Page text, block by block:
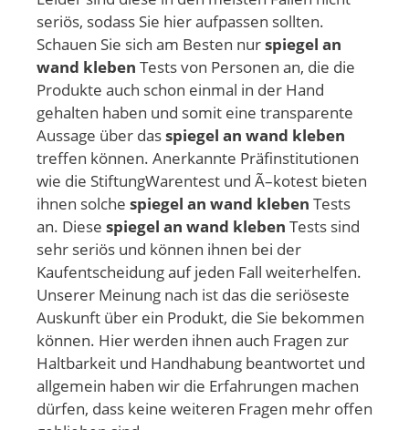
seriös, sodass Sie hier aufpassen sollten.
Schauen Sie sich am Besten nurspiegel an
wand kleben Tests von Personen an, die die
Produkte auch schon einmal in der Hand
gehalten haben und somit eine transparente
Aussage über dasspiegel an wand kleben
treffen können. Anerkannte Präfinstitutionen
wie die StiftungWarentest und Ã–kotest bieten
ihnen solche spiegel an wand kleben Tests
an. Diese spiegel an wand kleben Tests sind
sehr seriös und können ihnen bei der
Kaufentscheidung auf jeden Fall weiterhelfen.
Unserer Meinung nach ist das die seriöseste
Auskunft über ein Produkt, die Sie bekommen
können. Hier werden ihnen auch Fragen zur
Haltbarkeit und Handhabung beantwortet und
allgemein haben wir die Erfahrungen machen
dürfen, dass keine weiteren Fragen mehr offen